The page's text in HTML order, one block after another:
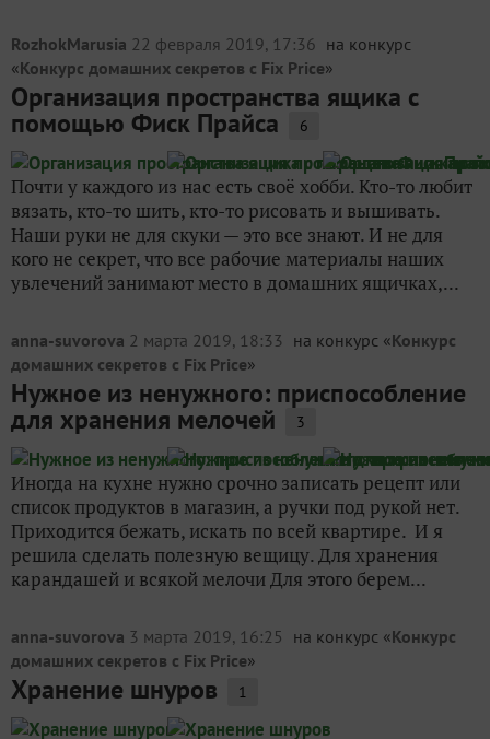
RozhokMarusia 22 февраля 2019, 17:36 на конкурс
«Конкурс домашних секретов с Fix Price»
Организация пространства ящика с
помощью Фиск Прайса 6
Почти у каждого из нас есть своё хобби. Кто-то любит
вязать, кто-то шить, кто-то рисовать и вышивать.
Наши руки не для скуки — это все знают. И не для
кого не секрет, что все рабочие материалы наших
увлечений занимают место в домашних ящичках,...
anna-suvorova 2 марта 2019, 18:33 на конкурс «Конкурс
домашних секретов с Fix Price»
Нужное из ненужного: приспособление
для хранения мелочей 3
Иногда на кухне нужно срочно записать рецепт или
список продуктов в магазин, а ручки под рукой нет.
Приходится бежать, искать по всей квартире. И я
решила сделать полезную вещицу. Для хранения
карандашей и всякой мелочи Для этого берем...
anna-suvorova 3 марта 2019, 16:25 на конкурс «Конкурс
домашних секретов с Fix Price»
Хранение шнуров 1